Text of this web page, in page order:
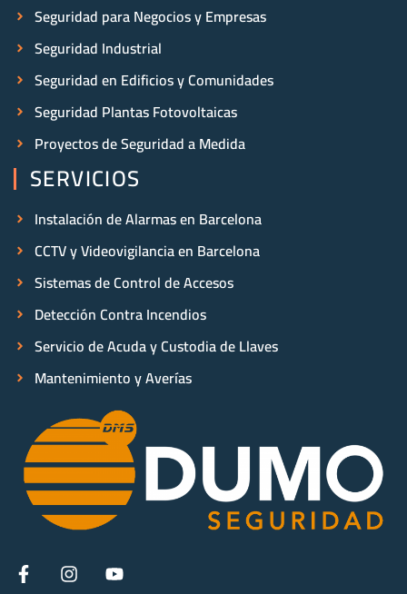
SERVICIOS
Instalación de Alarmas en Barcelona
CCTV y Videovigilancia en Barcelona
Sistemas de Control de Accesos
Detección Contra Incendios
Servicio de Acuda y Custodia de Llaves
Mantenimiento y Averías
Seguridad para Negocios y Empresas
Seguridad Industrial
Seguridad en Edificios y Comunidades
Seguridad Plantas Fotovoltaicas
Proyectos de Seguridad a Medida